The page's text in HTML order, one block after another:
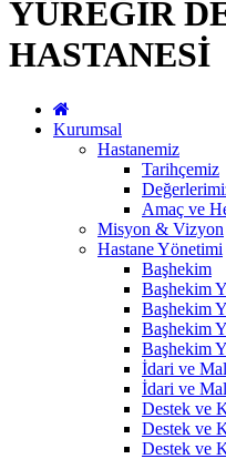
YÜREĞİR
HASTANESİ
Kurumsal
Hastanemiz
Tarihçemiz
Amaç ve
Misyon & Vizyon
Hastane Yönetimi
Başhekim
Başhekim
Başhekim
Başhekim
Başhekim
İdari ve
İdari ve
Destek ve
Destek ve
Destek ve